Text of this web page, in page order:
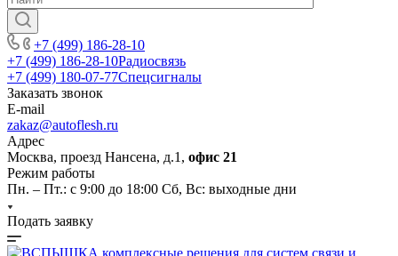
+7 (499) 186-28-10
+7 (499) 186-28-10Радиосвязь
+7 (499) 180-07-77Спецсигналы
Заказать звонок
E-mail
zakaz@autoflesh.ru
Адрес
Москва, проезд Нансена, д.1, офис 21
Режим работы
Пн. – Пт.: с 9:00 до 18:00 Cб, Вс: выходные дни
Подать заявку